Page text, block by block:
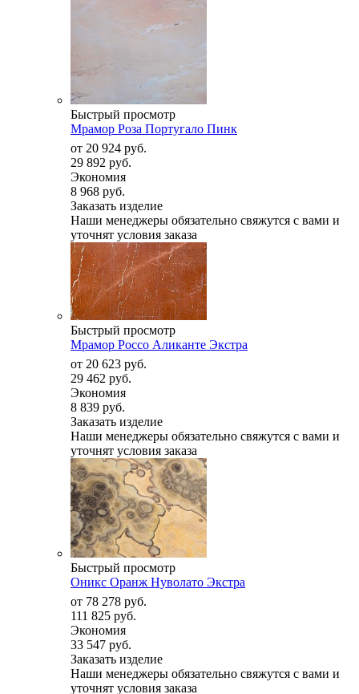
Быстрый просмотр
Мрамор Роза Португало Пинк
от 20 924 руб.
29 892 руб.
Экономия
8 968 руб.
Заказать изделие
Наши менеджеры обязательно свяжутся с вами и
уточнят условия заказа
Быстрый просмотр
Мрамор Россо Аликанте Экстра
от 20 623 руб.
29 462 руб.
Экономия
8 839 руб.
Заказать изделие
Наши менеджеры обязательно свяжутся с вами и
уточнят условия заказа
Быстрый просмотр
Оникс Оранж Нуволато Экстра
от 78 278 руб.
111 825 руб.
Экономия
33 547 руб.
Заказать изделие
Наши менеджеры обязательно свяжутся с вами и
уточнят условия заказа